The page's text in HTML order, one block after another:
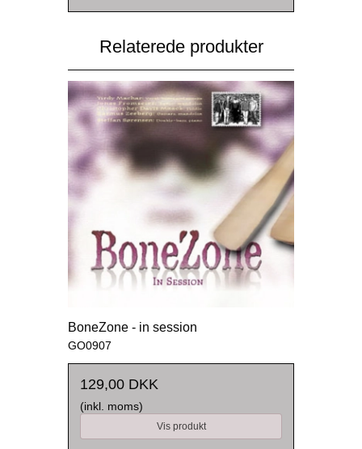
Relaterede produkter
BoneZone - in session
GO0907
129,00 DKK
(inkl. moms)
Vis produkt